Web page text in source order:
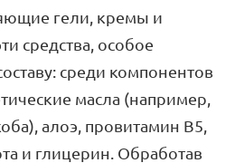
гели, кремы и
средства, особое
среди компонентов
масла (например,
алоэ, провитамин B5,
и глицерин. Обработав